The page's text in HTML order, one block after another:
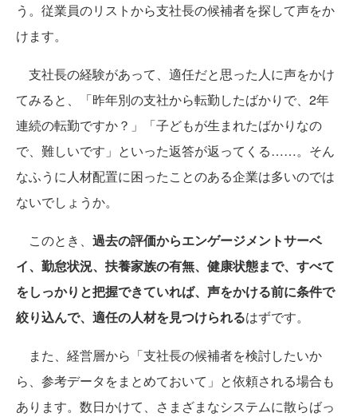
う。従業員のリストから支社長の候補者を探して声をか
けます。
支社長の経験があって、適任だと思った人に声をかけ
てみると、「昨年別の支社から転勤したばかりで、2年
連続の転勤ですか？」「子どもが生まれたばかりなの
で、難しいです」といった返答が返ってくる……。そん
なふうに人材配置に困ったことのある企業は多いのでは
ないでしょうか。
このとき、 過去の評価からエンゲージメントサーベ
イ、勤怠状況、扶養家族の有無、健康状態まで、すべて
をしっかりと把握できていれば、声をかける前に条件で
絞り込んで、適任の人材を見つけられるはずです。
また、経営層から「支社長の候補者を検討したいか
ら、参考データをまとめておいて」と依頼される場合も
あります。数日かけて、さまざまなシステムに散らばっ